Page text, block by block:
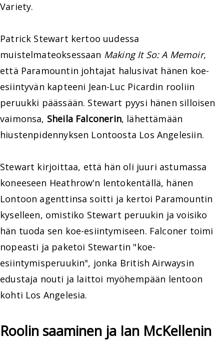
Variety.
Patrick Stewart kertoo uudessa
muistelmateoksessaan Making It So: A Memoir,
että Paramountin johtajat halusivat hänen koe-
esiintyvän kapteeni Jean-Luc Picardin rooliin
peruukki päässään. Stewart pyysi hänen silloisen
vaimonsa, Sheila Falconerin, lähettämään
hiustenpidennyksen Lontoosta Los Angelesiin.
Stewart kirjoittaa, että hän oli juuri astumassa
koneeseen Heathrow'n lentokentällä, hänen
Lontoon agenttinsa soitti ja kertoi Paramountin
kyselleen, omistiko Stewart peruukin ja voisiko
hän tuoda sen koe-esiintymiseen. Falconer toimi
nopeasti ja paketoi Stewartin "koe-
esiintymisperuukin", jonka British Airwaysin
edustaja nouti ja laittoi myöhempään lentoon
kohti Los Angelesia.
Roolin saaminen ja Ian McKellenin